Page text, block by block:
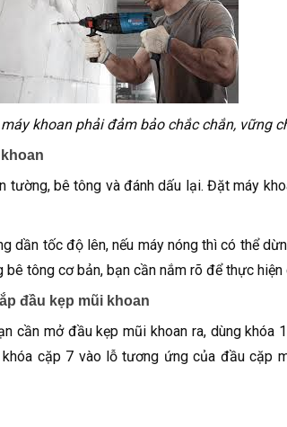
khoan phải đảm bảo chắc chắn, vững
tường, bê tông và đánh dấu lại. Đặt máy
dần tốc độ lên, nếu máy nóng thì có thể
tông cơ bản, bạn cần nắm rõ để thực
đầu kẹp mũi khoan
cần mở đầu kẹp mũi khoan ra, dùng khóa
cặp 7 vào lỗ tương ứng của đầu cặp